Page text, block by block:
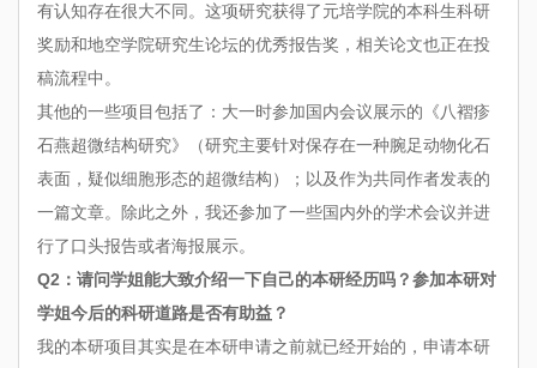
有认知存在很大不同。这项研究获得了元培学院的本科生科研
奖励和地空学院研究生论坛的优秀报告奖，相关论文也正在投
稿流程中。
其他的一些项目包括了：大一时参加国内会议展示的《八褶疹
石燕超微结构研究》（研究主要针对保存在一种腕足动物化石
表面，疑似细胞形态的超微结构）；以及作为共同作者发表的
一篇文章。除此之外，我还参加了一些国内外的学术会议并进
行了口头报告或者海报展示。
Q2：请问学姐能大致介绍一下自己的本研经历吗？参加本研对
学姐今后的科研道路是否有助益？
我的本研项目其实是在本研申请之前就已经开始的，申请本研